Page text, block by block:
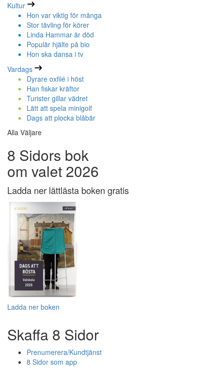
Kultur
Hon var viktig för många
Stor tävling för körer
Linda Hammar är död
Populär hjälte på bio
Hon ska dansa i tv
Vardags
Dyrare oxfilé i höst
Han fiskar kräftor
Turister gillar vädret
Lätt att spela minigolf
Dags att plocka blåbär
Alla Väljare
8 Sidors bok
om valet 2026
Ladda ner lättlästa boken gratis
Ladda ner boken
Skaffa 8 Sidor
Prenumerera/Kundtjänst
8 Sidor som app